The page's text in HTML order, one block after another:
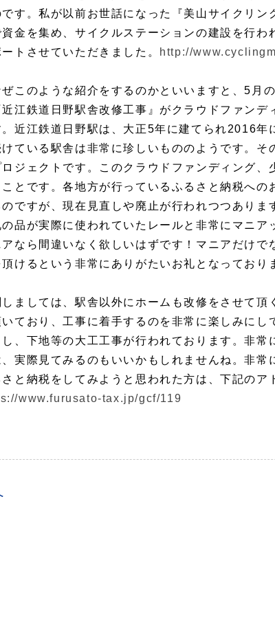
です。私が以前お世話になった『美山サイクリ
資金を集め、サイクルステーションの建設を行わ
トさせていただきました。
http://
ぜこのような紹介をするのかといいますと、5月
江鉄道日野駅舎改修工事』がクラウドファンデ
。近江鉄道日野駅は、大正5年に建てられ2016
ている駅舎は非常に珍しいもののようです。そ
ロジェクトです。このクラウドファンディング
とです。各地方が行っているふるさと納税への
ですが、現在見直しや廃止が行われつつありま
品が実際に使われていたレールと非常にマニア
なら間違いなく欲しいはずです！マニアだけ
けるという非常にありがたいお礼となっており
ましては、駅舎以外にホームも改修をさせて頂
いており、工事に着手するのを非常に楽しみにし
、下地等の大工工事が行われております。非常
実際見てみるのもいいかもしれませんね。非常
さと納税をしてみようと思われた方は、下記のア
www.furusato-tax.jp/gcf/119